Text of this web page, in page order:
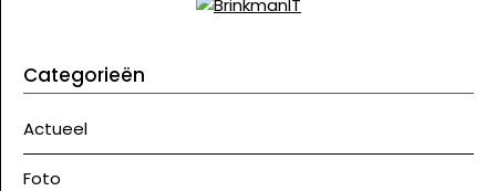
Categorieën
Actueel
Foto